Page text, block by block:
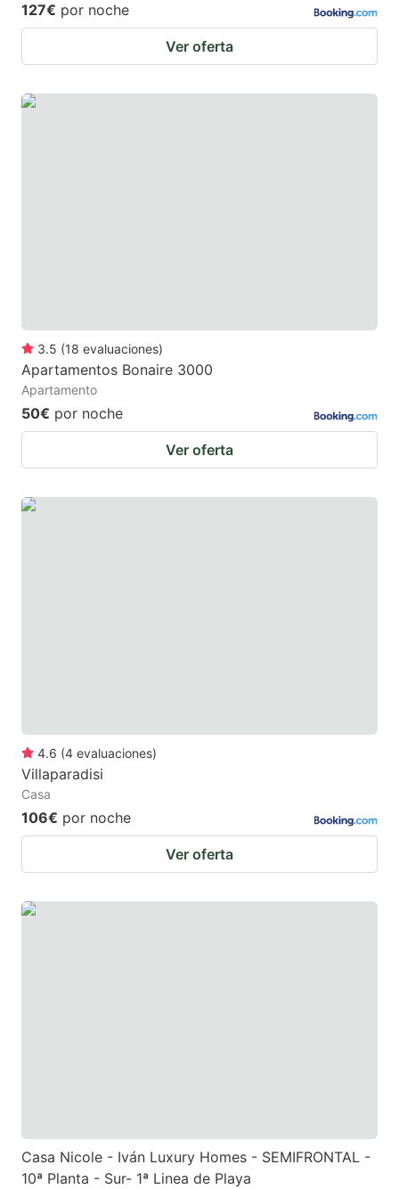
127€ por noche
Ver oferta
3.5 (18 evaluaciones)
Apartamentos Bonaire 3000
Apartamento
50€ por noche
Ver oferta
4.6 (4 evaluaciones)
Villaparadisi
Casa
106€ por noche
Ver oferta
Casa Nicole - Iván Luxury Homes - SEMIFRONTAL -
10ª Planta - Sur- 1ª Linea de Playa